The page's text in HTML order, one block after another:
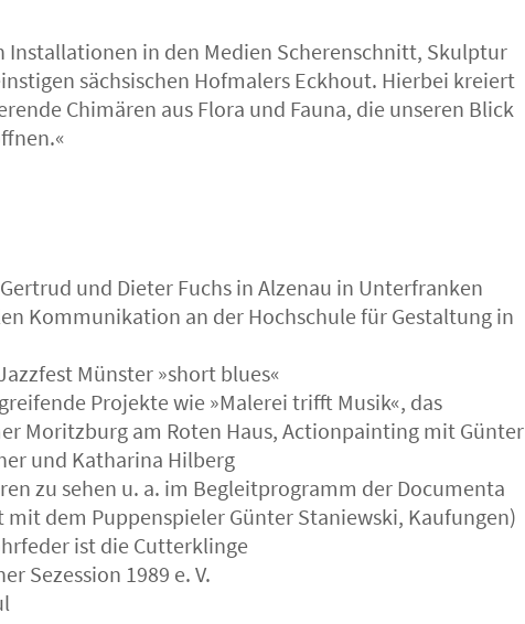
Installationen in den Medien Scherenschnitt, Skulptur
sächsischen Hofmalers Eckhout. Hierbei kreiert
Chimären aus Flora und Fauna, die unseren Blick
und Dieter Fuchs in Alzenau in Unterfranken
Kommunikation an der Hochschule für Gestaltung in
Münster »short blues«
Projekte wie »Malerei trifft Musik«, das
Moritzburg am Roten Haus, Actionpainting mit Günter
und Katharina Hilberg
zu sehen u. a. im Begleitprogramm der Documenta
mit dem Puppenspieler Günter Staniewski, Kaufungen)
ist die Cutterklinge
Sezession 1989 e. V.